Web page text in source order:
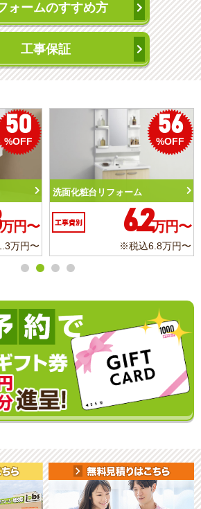
ォームのすすめ方
工事保証
50
%OFF
万円〜
万円〜
56
%OFF
洗面化粧台リフォーム
工事費別 6.2万円〜
※税込6.8万円〜